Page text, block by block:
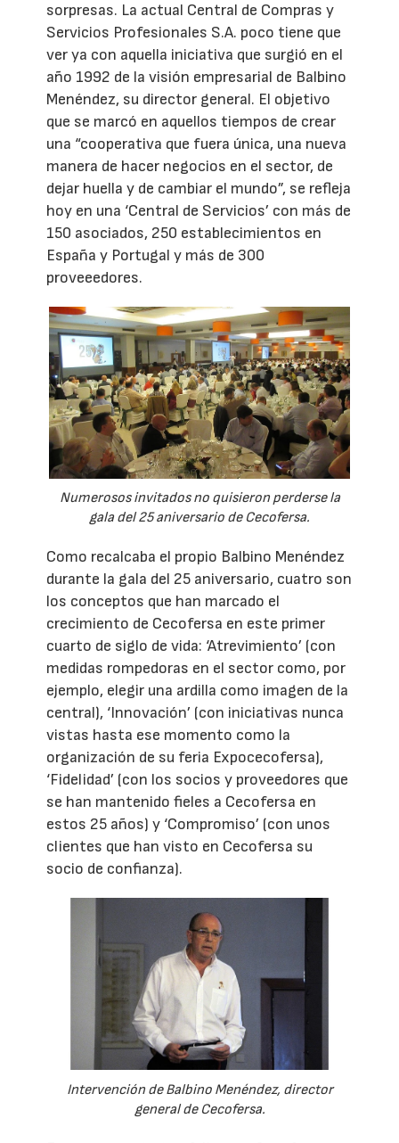
sorpresas. La actual Central de Compras y
Servicios Profesionales S.A. poco tiene que
ver ya con aquella iniciativa que surgió en el
año 1992 de la visión empresarial de Balbino
Menéndez, su director general. El objetivo
que se marcó en aquellos tiempos de crear
una “cooperativa que fuera única, una nueva
manera de hacer negocios en el sector, de
dejar huella y de cambiar el mundo”, se refleja
hoy en una ‘Central de Servicios’ con más de
150 asociados, 250 establecimientos en
España y Portugal y más de 300
proveeedores.
Numerosos invitados no quisieron perderse la
gala del 25 aniversario de Cecofersa.
Como recalcaba el propio Balbino Menéndez
durante la gala del 25 aniversario, cuatro son
los conceptos que han marcado el
crecimiento de Cecofersa en este primer
cuarto de siglo de vida: ‘Atrevimiento’ (con
medidas rompedoras en el sector como, por
ejemplo, elegir una ardilla como imagen de la
central), ‘Innovación’ (con iniciativas nunca
vistas hasta ese momento como la
organización de su feria Expocecofersa),
‘Fidelidad’ (con los socios y proveedores que
se han mantenido fieles a Cecofersa en
estos 25 años) y ‘Compromiso’ (con unos
clientes que han visto en Cecofersa su
socio de confianza).
Intervención de Balbino Menéndez, director
general de Cecofersa.